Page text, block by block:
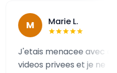
Marie L.
menacee avec des
privees et je ne